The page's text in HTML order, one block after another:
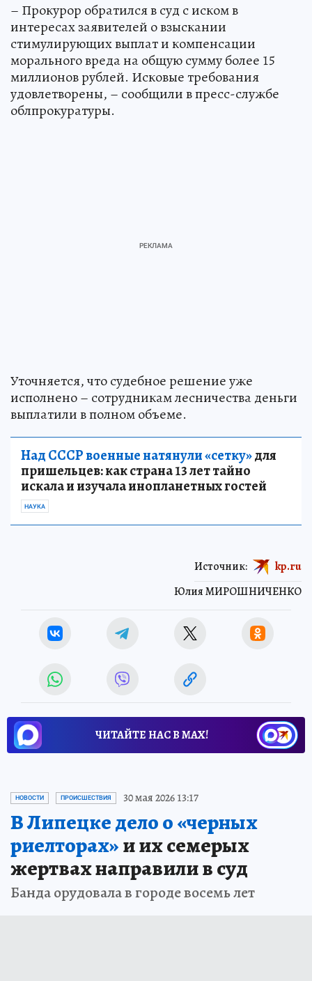
– Прокурор обратился в суд с иском в
интересах заявителей о взыскании
стимулирующих выплат и компенсации
морального вреда на общую сумму более 15
миллионов рублей. Исковые требования
удовлетворены, – сообщили в пресс-службе
облпрокуратуры.
Уточняется, что судебное решение уже
исполнено – сотрудникам лесничества деньги
выплатили в полном объеме.
Над СССР военные натянули «сетку»для
пришельцев: как страна 13 лет тайно
искала и изучала инопланетных гостей
НАУКА
Юлия МИРОШНИЧЕНКО
Источник: kp.ru
ЧИТАЙТЕ НАС В МАХ!
НОВОСТИ ПРОИСШЕСТВИЯ 30 мая 2026 13:17
В Липецке дело о «черных
риелторах»и их семерых
жертвах направили в суд
Банда орудовала в городе восемь лет